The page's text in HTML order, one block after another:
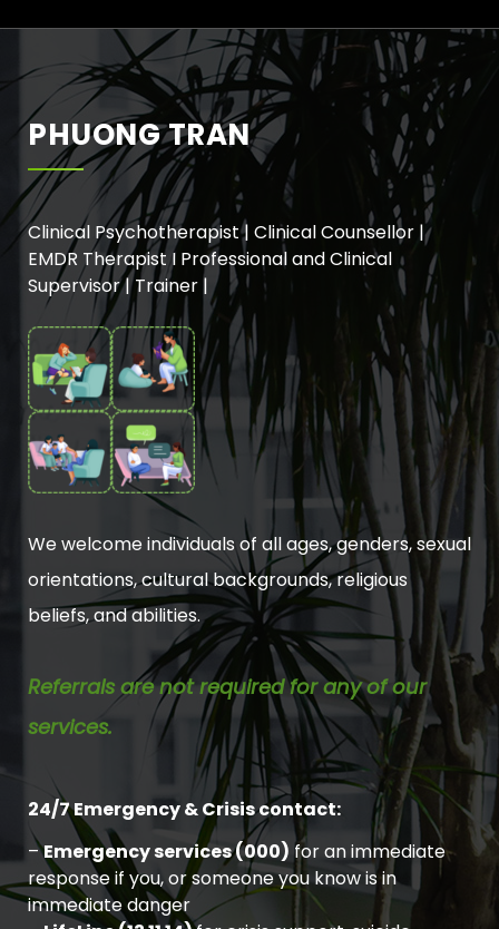
PHUONG TRAN
Clinical Psychotherapist | Clinical Counsellor |
EMDR Therapist I Professional and Clinical
Supervisor | Trainer |
We welcome individuals of all ages, genders, sexual
orientations, cultural backgrounds, religious
beliefs, and abilities.
Referrals are not required for any of our
services.
24/7 Emergency & Crisis contact:
–Emergency services (000) for an immediate
response if you, or someone you know is in
immediate danger